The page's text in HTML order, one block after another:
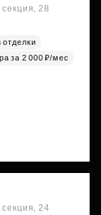
28
отделки
за 2 000 ₽/мес
24